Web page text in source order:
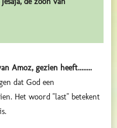
Amoz, gezien heeft........
dat God een
Het woord "last" betekent